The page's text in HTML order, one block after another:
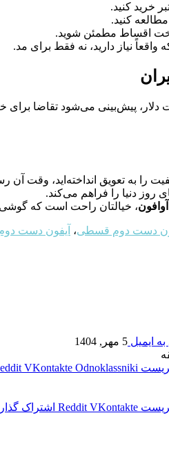
خرید کنید.
کنید.
اقساط مطمئن شوید.
نیاز دارید، نه فقط برای مد.
دلار، پیش‌بینی می‌شود تقاضا
را به تعویق انداخته‌اید، وقت آن
روز دنیا را فراهم می‌کند.
آوافون، خیالتان راحت است که
دست دوم قسطی، آیفون دست
ایمیل 5 مهر, 1404
VKontakte Odnoklassniki
Reddit VKontakte اشتراک